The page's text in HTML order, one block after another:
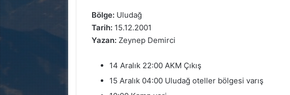
Bölge: Uludağ
Tarih: 15.12.2001
Yazan: Zeynep Demirci
14 Aralık 22:00 AKM Çıkış
15 Aralık 04:00 Uludağ oteller bölgesi varış